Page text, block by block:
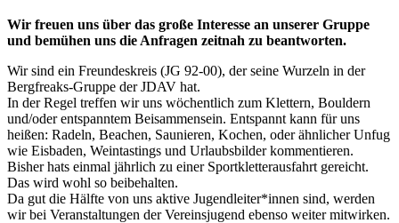
Wir freuen uns über das große Interesse an unserer Gruppe
und bemühen uns die Anfragen zeitnah zu beantworten.
Wir sind ein Freundeskreis (JG 92-00), der seine Wurzeln in der
Bergfreaks-Gruppe der JDAV hat.
In der Regel treffen wir uns wöchentlich zum Klettern, Bouldern
und/oder entspanntem Beisammensein. Entspannt kann für uns
heißen: Radeln, Beachen, Saunieren, Kochen, oder ähnlicher Unfug
wie Eisbaden, Weintastings und Urlaubsbilder kommentieren.
Bisher hats einmal jährlich zu einer Sportkletterausfahrt gereicht.
Das wird wohl so beibehalten.
Da gut die Hälfte von uns aktive Jugendleiter*innen sind, werden
wir bei Veranstaltungen der Vereinsjugend ebenso weiter mitwirken.